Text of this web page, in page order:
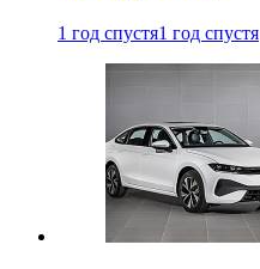
1 год спустя1 год спустя